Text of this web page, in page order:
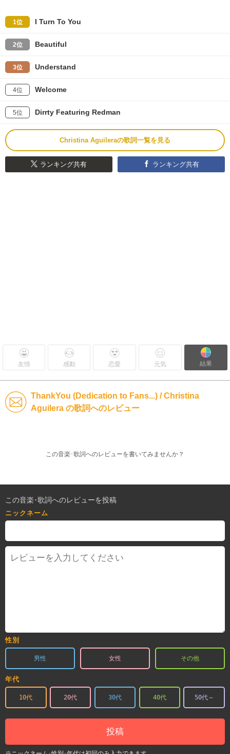
1位 I Turn To You
2位 Beautiful
3位 Understand
4位 Welcome
5位 Dirrty Featuring Redman
Christina Aguileraの歌詞一覧を見る
ランキング共有 ランキング共有
友情 感動 恋愛 元気 結果
ThankYou (Dedication to Fans...) / Christina
Aguilera の歌詞へのレビュー
この音楽･歌詞へのレビューを書いてみませんか？
この音楽･歌詞へのレビューを投稿
ニックネーム
性別
男性 女性 その他
年代
10代 20代 30代 40代 50代～
投稿